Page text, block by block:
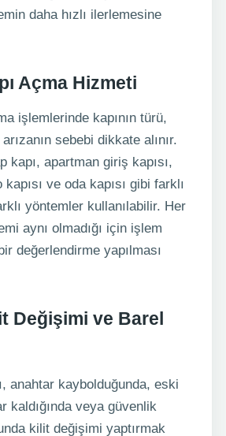
daha hızlı ilerlemesine
Açma Hizmeti
işlemlerinde kapının türü,
sebebi dikkate alınır.
kapı, apartman giriş kapısı,
ve oda kapısı gibi farklı
yöntemler kullanılabilir. Her
aynı olmadığı için işlem
değerlendirme yapılması
Değişimi ve Barel
anahtar kaybolduğunda, eski
kaldığında veya güvenlik
kilit değişimi yaptırmak